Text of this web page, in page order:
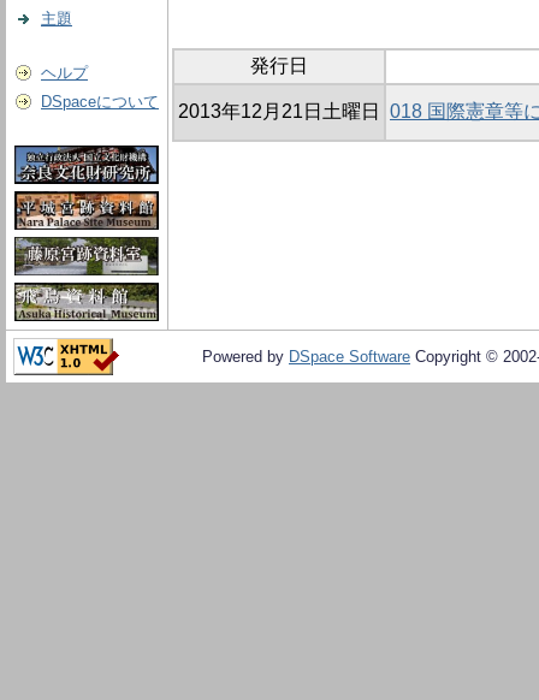
主題
ヘルプ
DSpaceについて
発行日
2013年12月21日土曜日 018 国際憲章等
Powered by DSpace Software Copyright ©